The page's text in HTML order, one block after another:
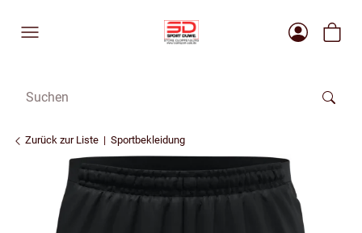
Zurück zur Liste Sportbekleidung